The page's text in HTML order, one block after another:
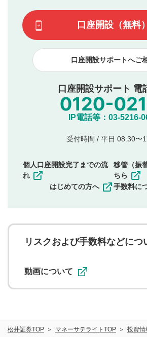
です）
てはお答えできません。各動画コンテ
て結果のご連絡といたします。ご了承
下記の項目に該当すると判断された
見合わせる場合がございます。
本動画コンテンツとは無関係の
他者への誹謗中傷や差別的表
公序良俗に反する内容の投稿
氏名、住所、電話番号など個
他のサイトへの誘導や営利目
他者の権利（商標、著作権、
その他当社が不適切と判断し
一度投稿した評価およびコメントの
ことを承諾したものとします。また
に関する著作者人格権を行使しないこ
用者が投稿したコメントは、当社サ
ることがあります。
口座開設（無料）
口座開設サポートへご
口座開設サポート 電
IP電話等：03-5216-
受付時間 / 平日 08:30〜
個人口座開設完了までの流
れ
はじめての方へ
移管（振
ちら
手数料に
リスクおよび手数料などにつ
動画について
松井証券TOP マネーサテライトTOP 投資情